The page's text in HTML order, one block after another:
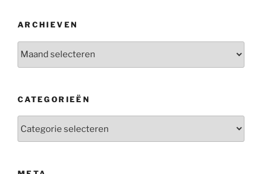
ARCHIEVEN
CATEGORIEËN